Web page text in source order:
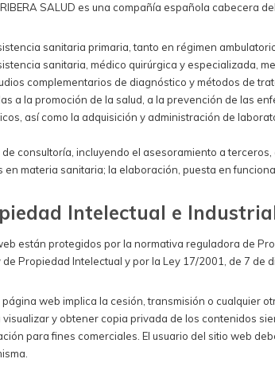
SALUD es una compañía española cabecera
sanitaria primaria, tanto en régimen
sanitaria, médico quirúrgica y especializada,
complementarios de diagnóstico y métodos de
a la promoción de la salud, a la prevención de las
así como la adquisición y administración de
consultoría, incluyendo el asesoramiento a
materia sanitaria; la elaboración, puesta en
Intelectual e
están protegidos por la normativa reguladora de
Propiedad Intelectual y por la Ley 17/2001, de 7
web implica la cesión, transmisión o cualquier
y obtener copia privada de los contenidos
para fines comerciales. El usuario del sitio web